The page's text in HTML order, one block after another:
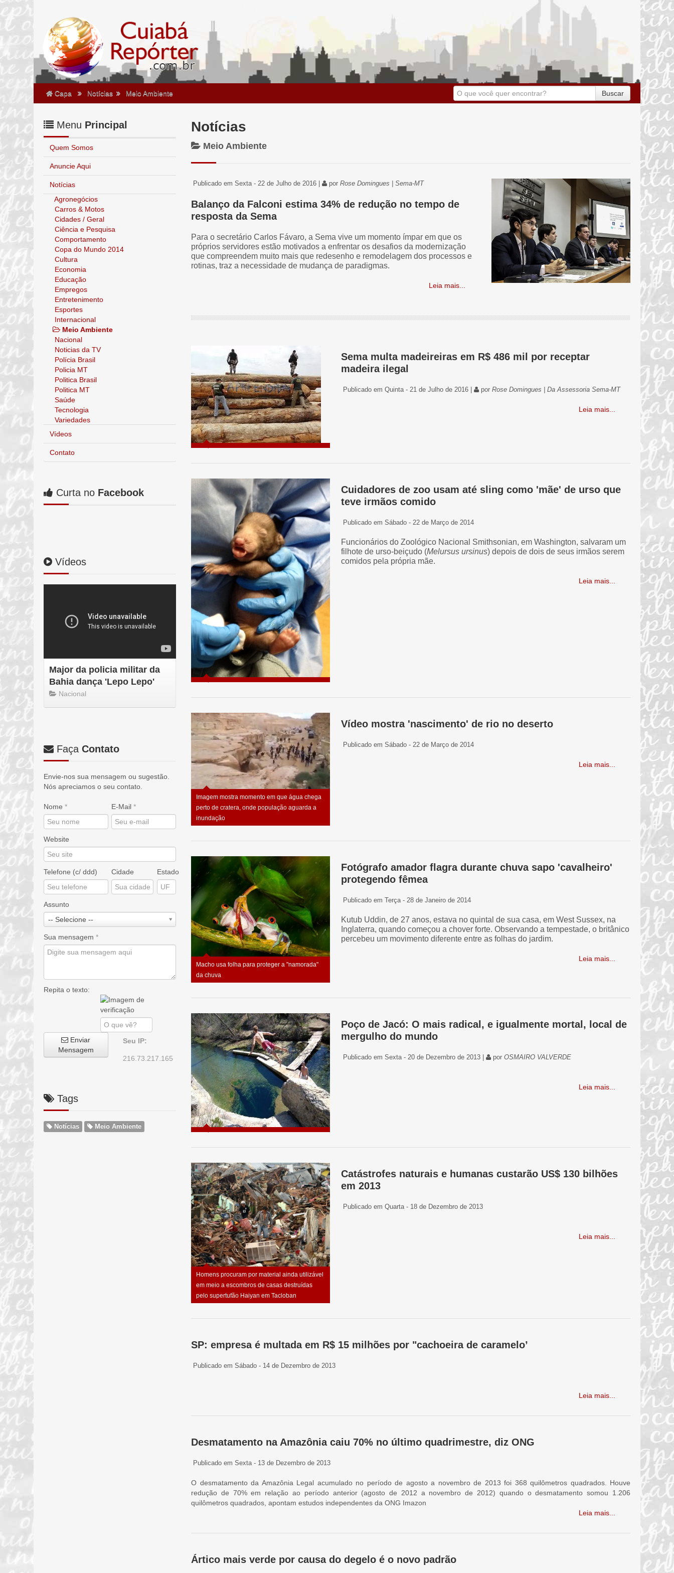
Capa Notícias Meio Ambiente Buscar
Notícias
Meio Ambiente
Publicado em Sexta - 22 de Julho de 2016 | por Rose Domingues | Sema-MT
Balanço da Falconi estima 34% de redução no tempo de
resposta da Sema
Para o secretário Carlos Fávaro, a Sema vive um momento ímpar em que os
próprios servidores estão motivados a enfrentar os desafios da modernização
que compreendem muito mais que redesenho e remodelagem dos processos e
rotinas, traz a necessidade de mudança de paradigmas.
Leia mais...
Sema multa madeireiras em R$ 486 mil por receptar
madeira ilegal
Publicado em Quinta - 21 de Julho de 2016 | porRose Domingues | Da Assessoria Sema-MT
Leia mais...
Cuidadores de zoo usam até sling como 'mãe' de urso que
teve irmãos comido
Publicado em Sábado - 22 de Março de 2014
Funcionários do Zoológico Nacional Smithsonian, em Washington, salvaram um
filhote de urso-beiçudo (Melursus ursinus) depois de dois de seus irmãos serem
comidos pela própria mãe.
Leia mais...
Imagem mostra momento em que água chega
perto de cratera, onde população aguarda a
inundação
Vídeo mostra 'nascimento' de rio no deserto
Publicado em Sábado - 22 de Março de 2014
Leia mais...
Macho usa folha para proteger a "namorada"
da chuva
Fotógrafo amador flagra durante chuva sapo 'cavalheiro'
protegendo fêmea
Publicado em Terça - 28 de Janeiro de 2014
Kutub Uddin, de 27 anos, estava no quintal de sua casa, em West Sussex, na
Inglaterra, quando começou a chover forte. Observando a tempestade, o britânico
percebeu um movimento diferente entre as folhas do jardim.
Leia mais...
Poço de Jacó: O mais radical, e igualmente mortal, local de
mergulho do mundo
Publicado em Sexta - 20 de Dezembro de 2013 | porOSMAIRO VALVERDE
Leia mais...
Homens procuram por material ainda utilizável
em meio a escombros de casas destruídas
pelo supertufão Haiyan em Tacloban
Catástrofes naturais e humanas custarão US$ 130 bilhões
em 2013
Publicado em Quarta - 18 de Dezembro de 2013
Leia mais...
SP: empresa é multada em R$ 15 milhões por "cachoeira de caramelo’
Publicado em Sábado - 14 de Dezembro de 2013
Leia mais...
Desmatamento na Amazônia caiu 70% no último quadrimestre, diz ONG
Publicado em Sexta - 13 de Dezembro de 2013
O desmatamento da Amazônia Legal acumulado no período de agosto a novembro de 2013 foi 368 quilômetros quadrados. Houve
redução de 70% em relação ao período anterior (agosto de 2012 a novembro de 2012) quando o desmatamento somou 1.206
quilômetros quadrados, apontam estudos independentes da ONG Imazon
Leia mais...
Ártico mais verde por causa do degelo é o novo padrão
Menu Principal
Quem Somos
Anuncie Aqui
Notícias
Agronegócios
Carros & Motos
Cidades / Geral
Ciência e Pesquisa
Comportamento
Copa do Mundo 2014
Cultura
Economia
Educação
Empregos
Entretenimento
Esportes
Internacional
Meio Ambiente
Nacional
Noticias da TV
Polícia Brasil
Policia MT
Politica Brasil
Politica MT
Saúde
Tecnologia
Variedades
Vídeos
Contato
Curta no Facebook
Vídeos
Major da policia militar da
Bahia dança 'Lepo Lepo'
Nacional
Faça Contato
Envie-nos sua mensagem ou sugestão.
Nós apreciamos o seu contato.
Nome * E-Mail*
Website
Telefone (c/ ddd) Cidade Estado
Assunto
-- Selecione --
Sua mensagem *
Repita o texto:
Enviar
Mensagem
Seu IP:
216.73.217.165
Tags
Notícias Meio Ambiente